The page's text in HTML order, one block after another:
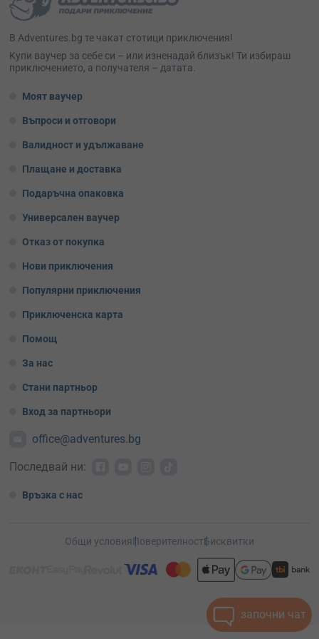
В Adventures.bg те чакат стотици приключения!
Kупи ваучер за себе си – или изненадай близък! Ти избираш
приключението, а получателя – датата.
Моят ваучер
Въпроси и отговори
Валидност и удължаване
Плащане и доставка
Подаръчна опаковка
Универсален ваучер
Отказ от покупка
Нови приключения
Популярни приключения
Приключенска карта
Помощ
За нас
Стани партньор
Вход за партньори
office@adventures.bg
Последвай ни:
Връзка с нас
Общи условияПоверителностБисквитки
започни чат